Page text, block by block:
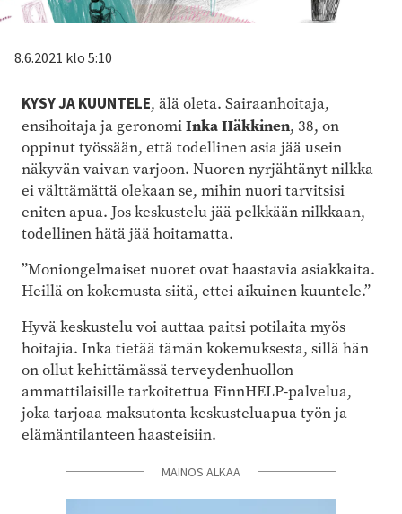
8.6.2021 klo 5:10
KYSY JA KUUNTELE, älä oleta. Sairaanhoitaja,
ensihoitaja ja geronomiInka Häkkinen, 38, on
oppinut työssään, että todellinen asia jää usein
näkyvän vaivan varjoon. Nuoren nyrjähtänyt nilkka
ei välttämättä olekaan se, mihin nuori tarvitsisi
eniten apua. Jos keskustelu jää pelkkään nilkkaan,
todellinen hätä jää hoitamatta.
”Moniongelmaiset nuoret ovat haastavia asiakkaita.
Heillä on kokemusta siitä, ettei aikuinen kuuntele.”
Hyvä keskustelu voi auttaa paitsi potilaita myös
hoitajia. Inka tietää tämän kokemuksesta, sillä hän
on ollut kehittämässä terveydenhuollon
ammattilaisille tarkoitettua FinnHELP-palvelua,
joka tarjoaa maksutonta keskusteluapua työn ja
elämäntilanteen haasteisiin.
MAINOS ALKAA